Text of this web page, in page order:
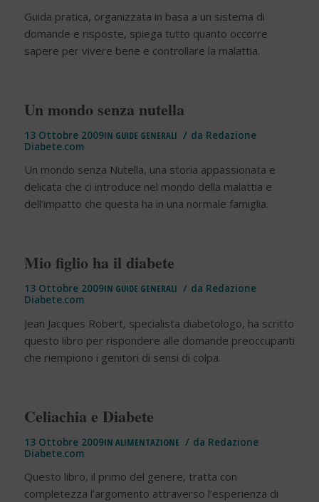
Guida pratica, organizzata in basa a un sistema di
domande e risposte, spiega tutto quanto occorre
sapere per vivere bene e controllare la malattia.
Un mondo senza nutella
13 Ottobre 2009IN GUIDE GENERALI / da Redazione
Diabete.com
Un mondo senza Nutella, una storia appassionata e
delicata che ci introduce nel mondo della malattia e
dell’impatto che questa ha in una normale famiglia.
Mio figlio ha il diabete
13 Ottobre 2009IN GUIDE GENERALI / da Redazione
Diabete.com
Jean Jacques Robert, specialista diabetologo, ha scritto
questo libro per rispondere alle domande preoccupanti
che riempiono i genitori di sensi di colpa.
Celiachia e Diabete
13 Ottobre 2009IN ALIMENTAZIONE / da Redazione
Diabete.com
Questo libro, il primo del genere, tratta con
completezza l’argomento attraverso l’esperienza di